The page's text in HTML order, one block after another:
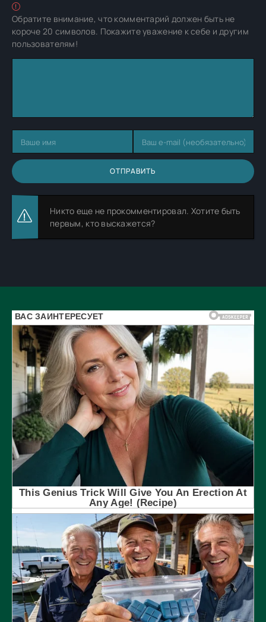
Обратите внимание, что комментарий должен быть не
короче 20 символов. Покажите уважение к себе и другим
пользователям!
ОТПРАВИТЬ
Никто еще не прокомментировал. Хотите быть
первым, кто выскажется?